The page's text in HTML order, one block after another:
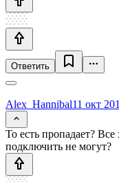
Ответить
Alex_Hannibal11 окт
То есть пропадает?
подключить не могут?